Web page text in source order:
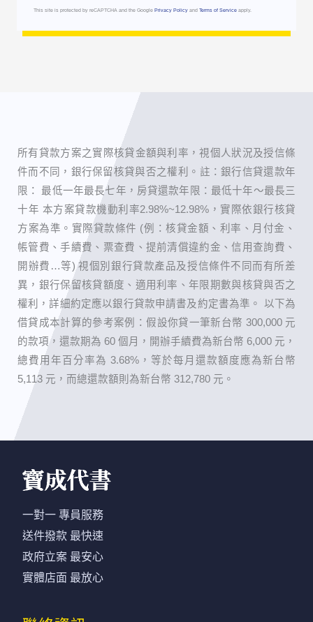
This site is protected by reCAPTCHA and the Google Privacy Policy and Terms of Service apply.
所有貸款方案之實際核貸金額與利率，視個人狀況及授信條
件而不同，銀行保留核貸與否之權利。 ​註：銀行信貸還款年
限： 最低一年最長七年，房貸還款年限：最低十年～最長三
十年 本方案貸款機動利率2.98%~12.98%，實際依銀行核貸
方案為準。實際貸款條件 (例：核貸金額、利率、月付金、
帳管費、手續費、票查費、提前清償違約金、信用查詢費、
開辦費…等) 視個別銀行貸款產品及授信條件不同而有所差
異，銀行保留核貸額度、適用利率、年限期數與核貸與否之
權利，詳細約定應以銀行貸款申請書及約定書為準。 以下為
借貸成本計算的參考案例：假設你貸一筆新台幣 300,000 元
的款項，還款期為 60 個月，開辦手續費為新台幣 6,000 元，
總費用年百分率為 3.68%，等於每月還款額度應為新台幣
5,113 元，而總還款額則為新台幣 312,780 元。
一對一 專員服務
送件撥款 最快速
政府立案 最安心
實體店面 最放心